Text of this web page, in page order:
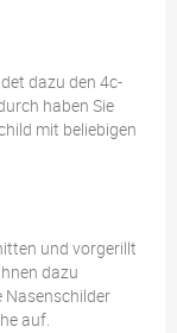
dazu den 4c-
haben Sie
mit beliebigen
und vorgerillt
dazu
Nasenschilder
auf.